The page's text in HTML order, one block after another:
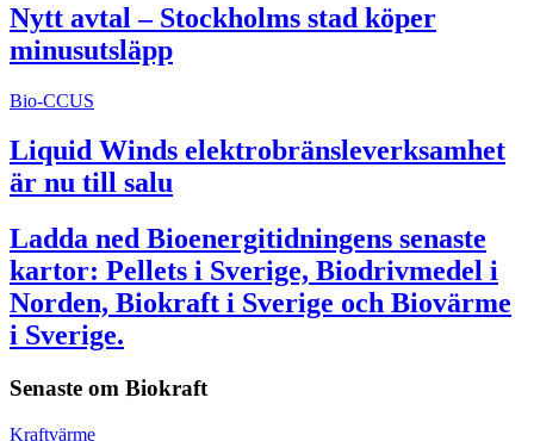
Nytt avtal – Stockholms stad köper
minusutsläpp
Bio-CCUS
Liquid Winds elektrobränsleverksamhet
är nu till salu
Ladda ned Bioenergitidningens senaste
kartor: Pellets i Sverige, Biodrivmedel i
Norden, Biokraft i Sverige och Biovärme
i Sverige.
Senaste om Biokraft
Kraftvärme